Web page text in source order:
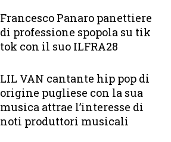
Francesco Panaro panettiere
di professione spopola su tik
tok con il suo ILFRA28
LIL VAN cantante hip pop di
origine pugliese con la sua
musica attrae l’interesse di
noti produttori musicali